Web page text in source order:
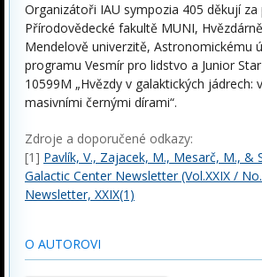
Organizátoři IAU sympozia 405 děkují za
Přírodovědecké fakultě MUNI,
Mendelově univerzitě, Astronomickému
programu Vesmír pro lidstvo a Junior
10599M „Hvězdy v galaktických jádrech:
masivními černými dírami“.
Zdroje a doporučené odkazy:
[1] Pavlík, V., Zajacek, M., Mesarč, M., &
Galactic Center Newsletter (Vol.XXIX /
Newsletter, XXIX(1)
O AUTOROVI